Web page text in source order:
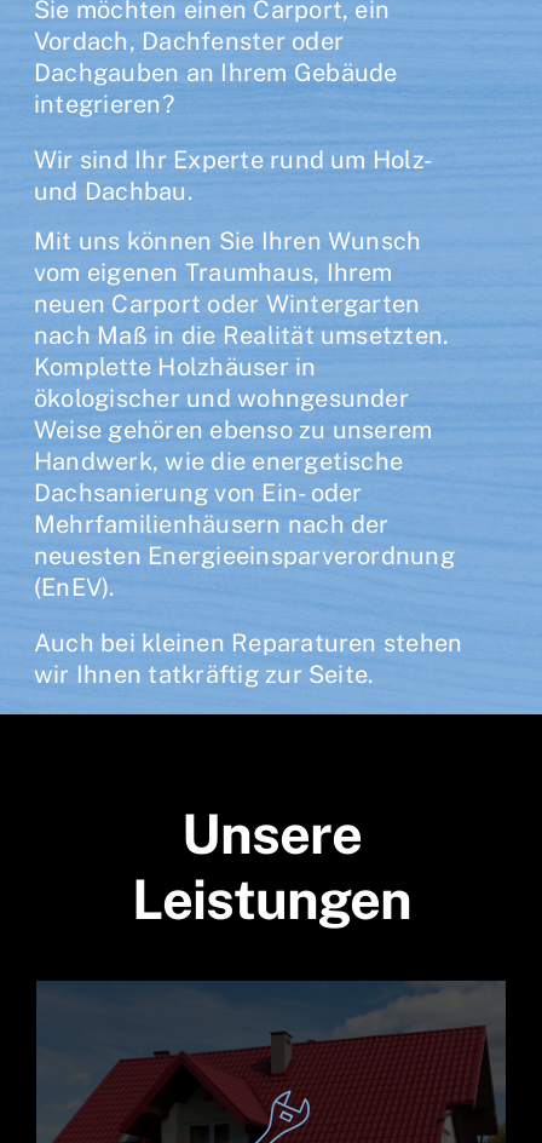
Sie möchten einen Carport, ein
Vordach, Dachfenster oder
Dachgauben an Ihrem Gebäude
integrieren?
Wir sind Ihr Experte rund um Holz-
und Dachbau.
Mit uns können Sie Ihren Wunsch
vom eigenen Traumhaus, Ihrem
neuen Carport oder Wintergarten
nach Maß in die Realität umsetzten.
Komplette Holzhäuser in
ökologischer und wohngesunder
Weise gehören ebenso zu unserem
Handwerk, wie die energetische
Dachsanierung von Ein- oder
Mehrfamilienhäusern nach der
neuesten Energieeinsparverordnung
(EnEV).
Auch bei kleinen Reparaturen stehen
wir Ihnen tatkräftig zur Seite.
Unsere
Leistungen